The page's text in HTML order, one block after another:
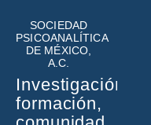
SOCIEDAD
PSICOANALÍTICA
DE MÉXICO,
A.C.
Investigación,
formación,